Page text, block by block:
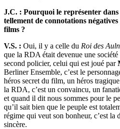
J.C. : Pourquoi le représenter dans
tellement de connotations
films ?
V.S. : Oui, il y a celle du Roi des
que la RDA était devenue une société
second policier, celui qui est joué par
Berliner Ensemble, c’est le
héros secret du film, un héros
la RDA, c’est un convaincu, un
et quand il dit nous sommes pour le
qu’il sait bien que le peuple est
régime qui veut son bonheur, c’est la
sincère.